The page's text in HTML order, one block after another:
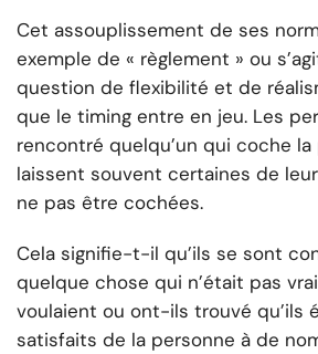
Cet assouplissement de ses
exemple de « règlement » ou
question de flexibilité et de
que le timing entre en jeu. Les
rencontré quelqu’un qui coche
laissent souvent certaines de
ne pas être cochées.
Cela signifie-t-il qu’ils se sont
quelque chose qui n’était pas
voulaient ou ont-ils trouvé qu’ils
satisfaits de la personne à de